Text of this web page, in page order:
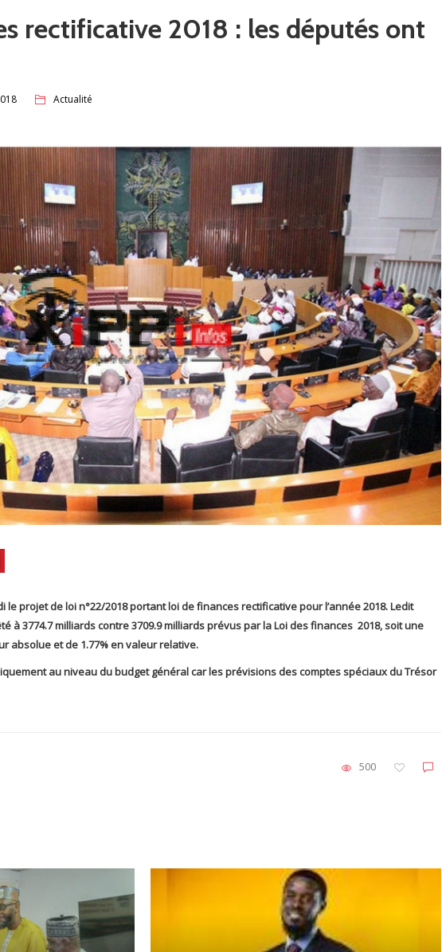
rectificative 2018 : les députés ont
Actualité
projet de loi n°22/2018 portant loi de finances rectificative pour l’année 2018.Ledit
à 3774.7 milliards contre 3709.9 milliards prévus par la Loi des finances 2018, soit une
absolue et de 1.77% en valeur relative.
au niveau du budget général car les prévisions des comptes spéciaux du Trésor
500